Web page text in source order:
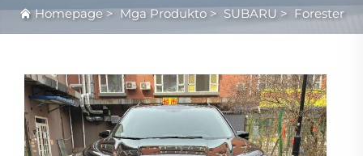
Homepage> Mga Produkto> SUBARU > Forester